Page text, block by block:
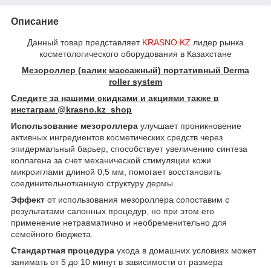
Описание
Данный товар представляет KRASNO.KZ лидер рынка
косметологического оборудования в Казахстане
Мезороллер (валик массажный) портативный Derma
roller system
Следите за нашими скидками и акциями также в
инстаграм @krasno.kz_shop
Использование мезороллера улучшает проникновение
активных ингредиентов косметических средств через
эпидермальный барьер, способствует увеличению синтеза
коллагена за счет механической стимуляции кожи
микроиглами длиной 0,5 мм, помогает восстановить
соединительнотканную структуру дермы.
Эффект от использования мезороллера сопоставим с
результатами салонных процедур, но при этом его
применение нетравматично и необременительно для
семейного бюджета.
Стандартная процедура ухода в домашних условиях может
занимать от 5 до 10 минут в зависимости от размера